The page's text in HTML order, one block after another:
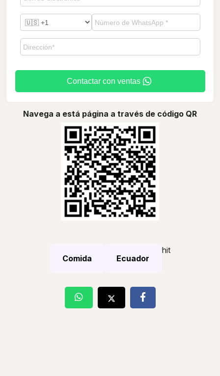
Contactar con ventas
Navega a está página a través de código QR
Comida Ecuador
hit